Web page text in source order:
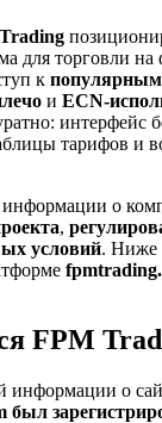
для торговли
к
и ECN-
интерфейс
тарифов и
о
,
условий. Ниже
FPM
информации о
был